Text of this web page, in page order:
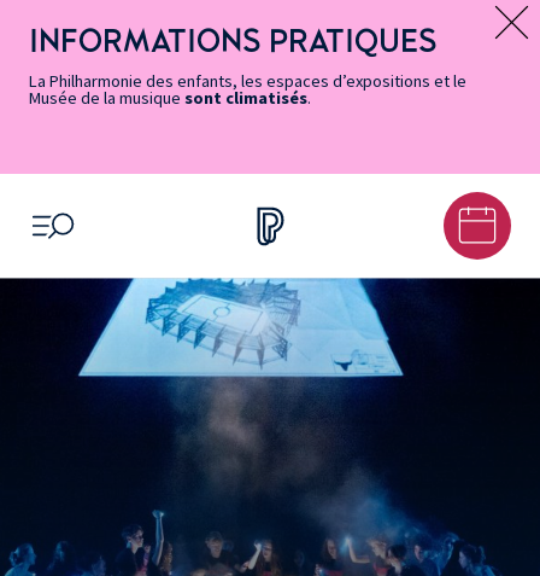
page
Accessibilité
accès
rapides
principal
contenu
principal
page
Message d’information
INFORMATIONS PRATIQUES
La Philharmonie des enfants, les espaces d’expositions et le
Musée de la musique sont climatisés.
OUVRIR LE MENU